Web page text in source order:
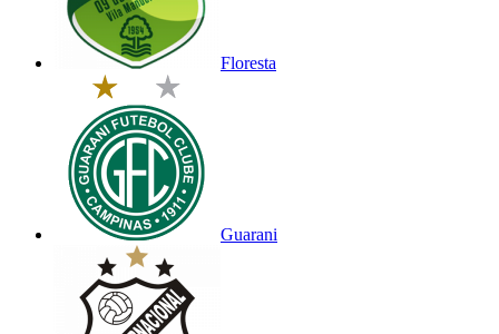
Floresta
Guarani